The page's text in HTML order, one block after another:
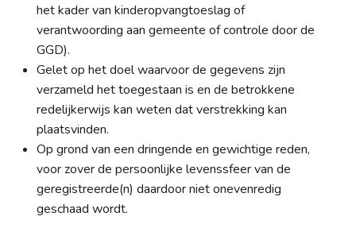
het kader van kinderopvangtoeslag of
verantwoording aan gemeente of controle door de
GGD).
Gelet op het doel waarvoor de gegevens zijn
verzameld het toegestaan is en de betrokkene
redelijkerwijs kan weten dat verstrekking kan
plaatsvinden.
Op grond van een dringende en gewichtige reden,
voor zover de persoonlijke levenssfeer van de
geregistreerde(n) daardoor niet onevenredig
geschaad wordt.